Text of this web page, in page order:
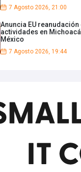
7 Agosto 2026, 21:00
Anuncia EU reanudación
actividades en
México
7 Agosto 2026, 19:44